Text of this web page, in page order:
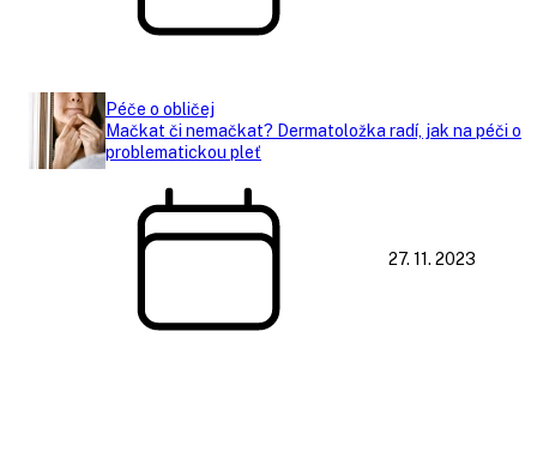
Péče o obličej
Mačkat či nemačkat? Dermatoložka radí, jak na péči o
problematickou pleť
27. 11. 2023